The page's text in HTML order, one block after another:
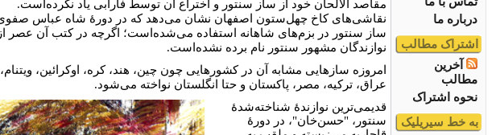
درباره ما
اشتراک مطالب
آخرین
مطالب
نحوه اشتراک
به خط سیریلیک
مقاصد الالحان خود از ساز سنتور و اختراع آن توسط فارابی یاد نکرده‌است.
نقاشی‌های کاخ چهل‌ستون اصفهان نشان می‌دهد که در دورۀ شاه عباس
ساز سنتور در بزم‌های شاهانه استفاده می‌شده‌است؛ اگرچه در کتب آن عصر
نوازندگان مشهور سنتور نام برده نشده‌است.
امروزه سازهایی مشابه آن در کشورهایی چون چین، هند، کره، اوکرائین، ویتنام،
عراق، ترکیه، مصر، پاکستان و حتا انگلستان نواخته می‌شود.
قدیمی‌ترین نوازندۀ شناخته‌شدۀ
سنتور، "حسن‌خان"، در دورۀ